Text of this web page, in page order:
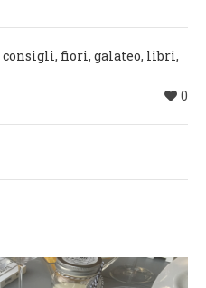
consigli, fiori, galateo, libri,
0